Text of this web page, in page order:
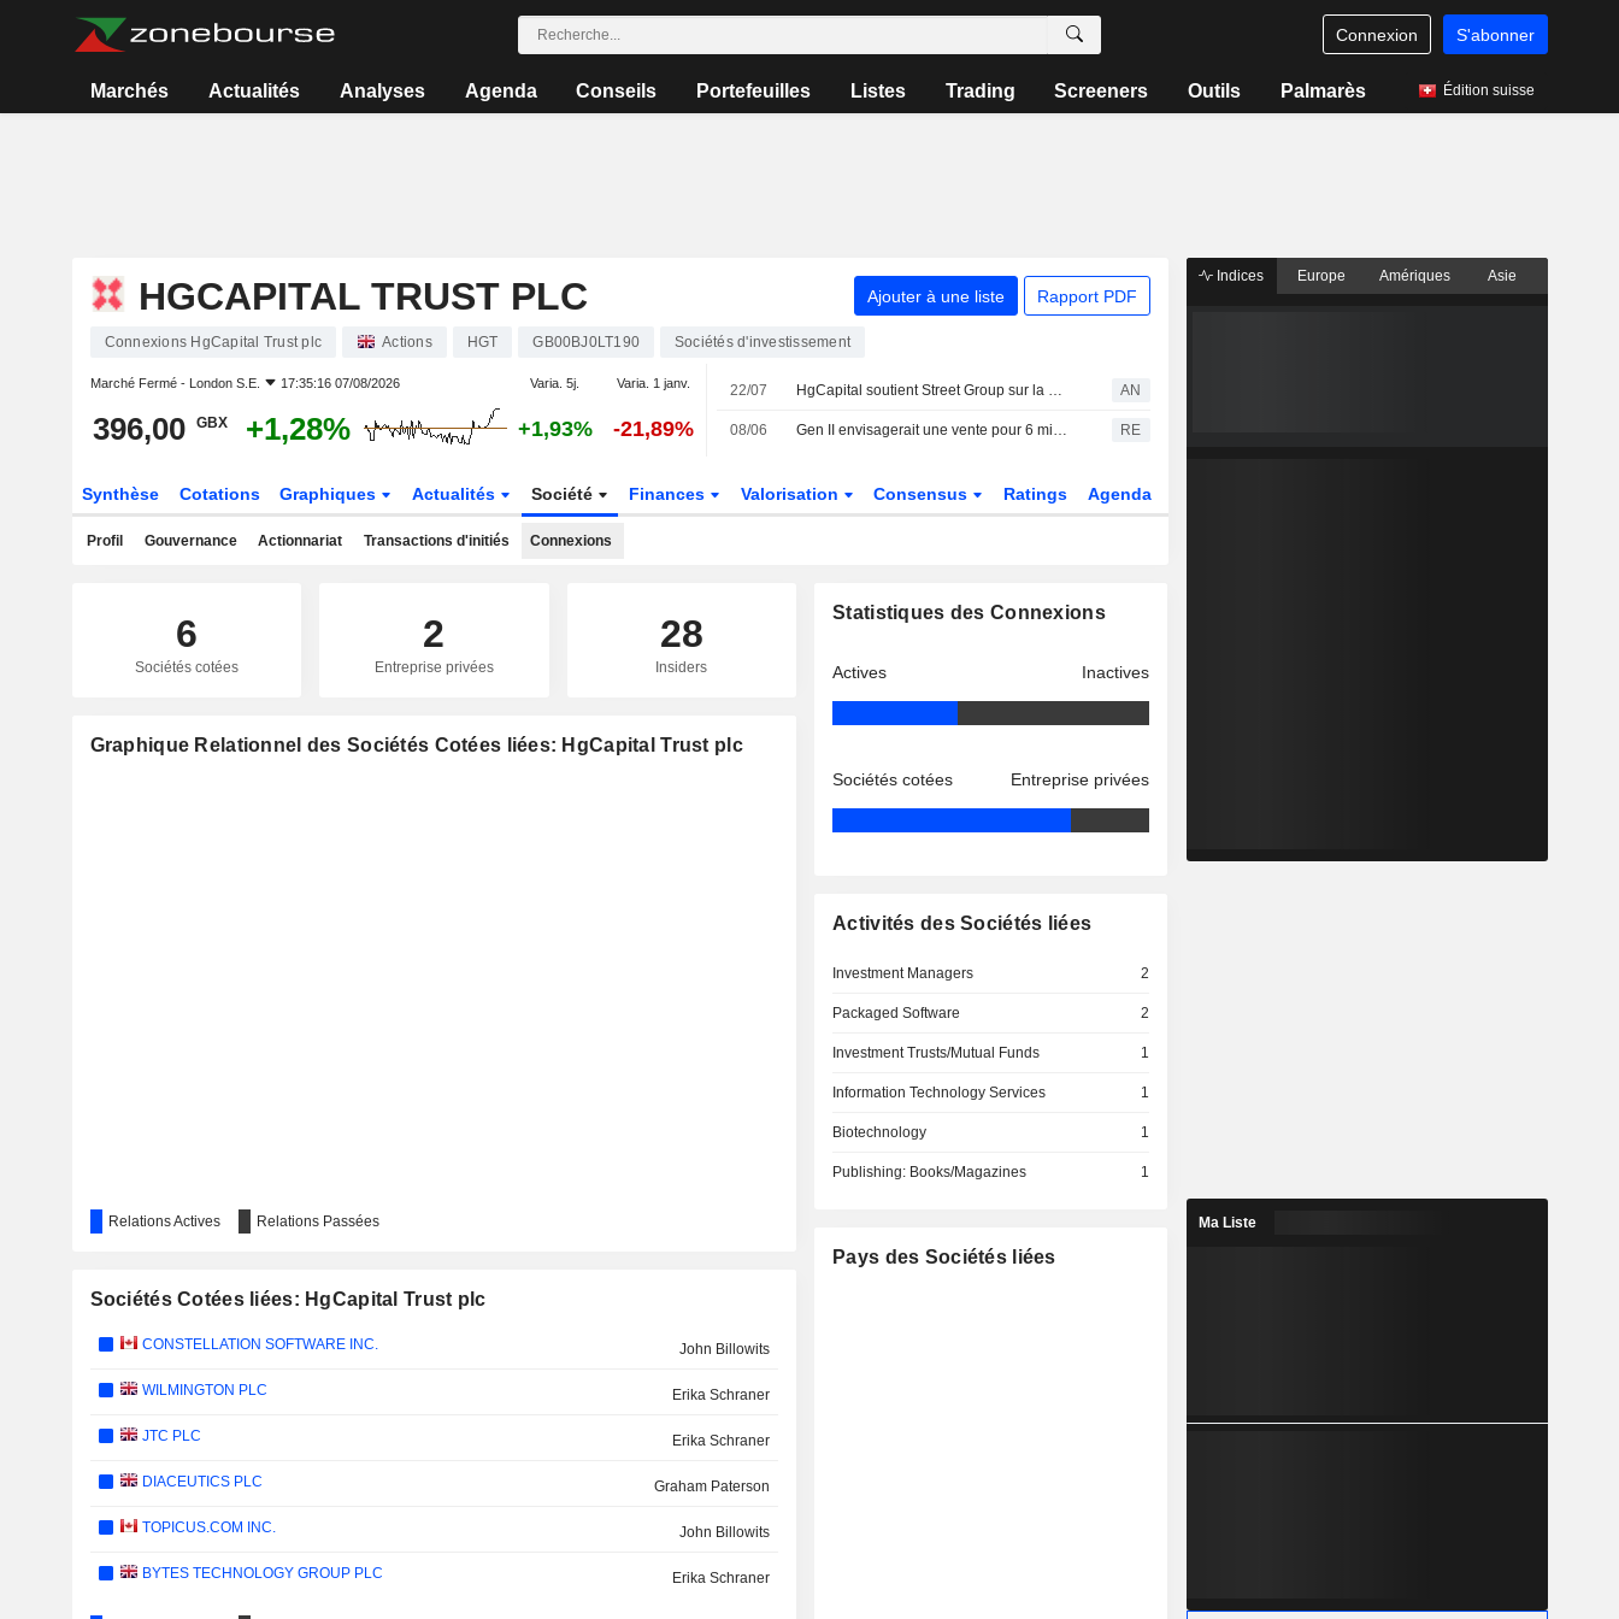
Connexion S'abonner
Marchés Actualités Analyses Agenda Conseils Portefeuilles Listes Trading Screeners Outils Palmarès Édition suisse
HGCAPITAL TRUST PLC Ajouter à une liste Rapport PDF
Connexions HgCapital Trust plc Actions HGT GB00BJ0LT190 Sociétés d'investissement
Marché Fermé - London S.E. 17:35:16 07/08/2026 Varia. 5j. Varia. 1 janv.
396,00 GBX +1,28% +1,93% -21,89%
22/07 HgCapital soutient Street Group sur la base d'une valorisation de 200 millions de livres sterling AN
08/06 Gen II envisagerait une vente pour 6 milliards de dollars, selon le FT RE
Synthèse Cotations Graphiques Actualités Société Finances Valorisation Consensus Ratings Agenda
Profil Gouvernance Actionnariat Transactions d'initiés Connexions
6
Sociétés cotées
2
Entreprise privées
28
Insiders
Graphique Relationnel des Sociétés Cotées liées: HgCapital Trust plc
Relations Actives Relations Passées
Sociétés Cotées liées: HgCapital Trust plc
CONSTELLATION SOFTWARE INC. John Billowits
WILMINGTON PLC Erika Schraner
JTC PLC Erika Schraner
DIACEUTICS PLC Graham Paterson
TOPICUS.COM INC. John Billowits
BYTES TECHNOLOGY GROUP PLC Erika Schraner
Statistiques des Connexions
Actives Inactives
Sociétés cotées Entreprise privées
Activités des Sociétés liées
Investment Managers 2
Packaged Software 2
Investment Trusts/Mutual Funds 1
Information Technology Services 1
Biotechnology 1
Publishing: Books/Magazines 1
Pays des Sociétés liées
Indices Europe Amériques Asie
Ma Liste